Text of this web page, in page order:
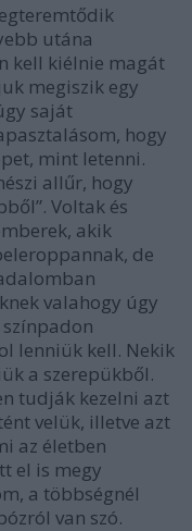
utána
kell kiélnie magát
megiszik egy
saját
hogy
mint letenni.
allűr, hogy
Voltak és
akik
de
valahogy úgy
színpadon
lenniük kell. Nekik
a szerepükből.
tudják kezelni azt
velük, illetve azt
az életben
el is megy
a többségnél
van szó.